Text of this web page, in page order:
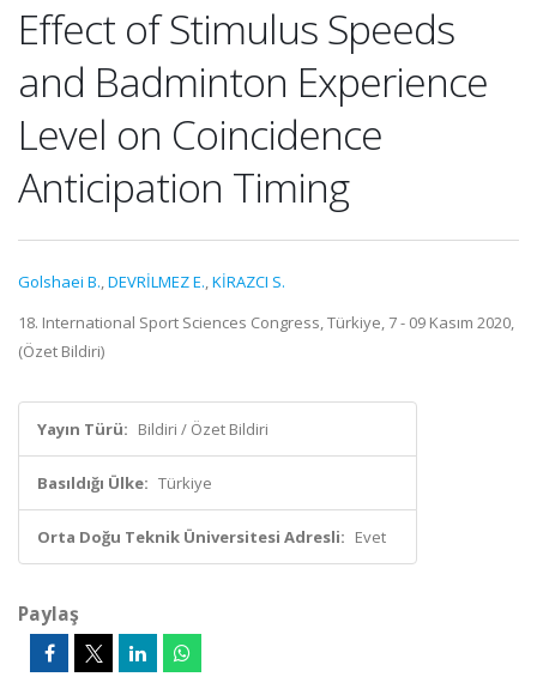
Effect of Stimulus Speeds
and Badminton Experience
Level on Coincidence
Anticipation Timing
Golshaei B.,DEVRİLMEZ E.,KİRAZCI S.
18. International Sport Sciences Congress, Türkiye, 7 - 09 Kasım 2020,
(Özet Bildiri)
Yayın Türü: Bildiri / Özet Bildiri
Basıldığı Ülke: Türkiye
Orta Doğu Teknik Üniversitesi Adresli: Evet
Paylaş